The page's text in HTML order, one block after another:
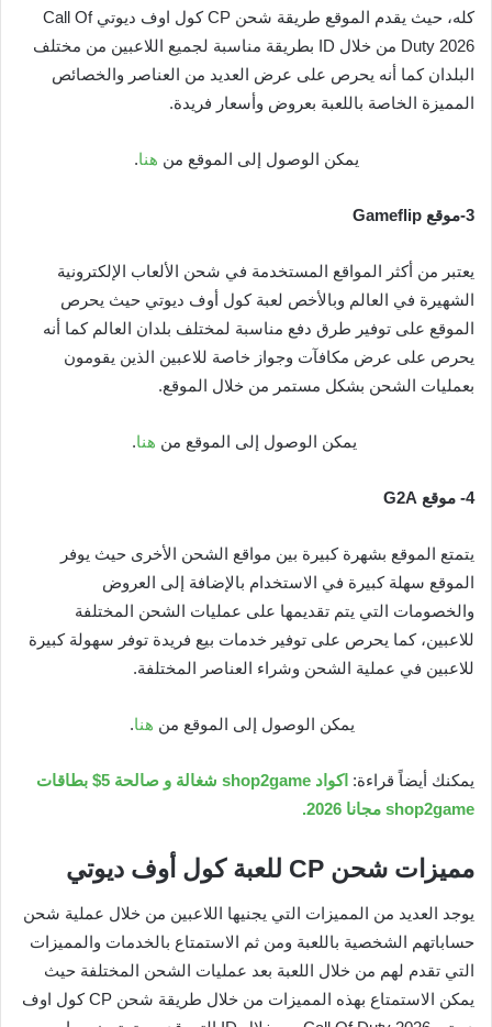
كله، حيث يقدم الموقع طريقة شحن CP كول اوف ديوتي Call Of
Duty 2026 من خلال ID بطريقة مناسبة لجميع اللاعبين من مختلف
البلدان كما أنه يحرص على عرض العديد من العناصر والخصائص
المميزة الخاصة باللعبة بعروض وأسعار فريدة.
يمكن الوصول إلى الموقع من هنا.
3-موقع Gameflip
يعتبر من أكثر المواقع المستخدمة في شحن الألعاب الإلكترونية
الشهيرة في العالم وبالأخص لعبة كول أوف ديوتي حيث يحرص
الموقع على توفير طرق دفع مناسبة لمختلف بلدان العالم كما أنه
يحرص على عرض مكافآت وجواز خاصة للاعبين الذين يقومون
بعمليات الشحن بشكل مستمر من خلال الموقع.
يمكن الوصول إلى الموقع من هنا.
4- موقع G2A
يتمتع الموقع بشهرة كبيرة بين مواقع الشحن الأخرى حيث يوفر
الموقع سهلة كبيرة في الاستخدام بالإضافة إلى العروض
والخصومات التي يتم تقديمها على عمليات الشحن المختلفة
للاعبين، كما يحرص على توفير خدمات بيع فريدة توفر سهولة كبيرة
للاعبين في عملية الشحن وشراء العناصر المختلفة.
يمكن الوصول إلى الموقع من هنا.
يمكنك أيضاً قراءة:
اكواد shop2game شغالة و صالحة 5$ بطاقات
shop2game مجانا 2026.
مميزات شحن CP للعبة كول أوف ديوتي
يوجد العديد من المميزات التي يجنيها اللاعبين من خلال عملية شحن
حساباتهم الشخصية باللعبة ومن ثم الاستمتاع بالخدمات والمميزات
التي تقدم لهم من خلال اللعبة بعد عمليات الشحن المختلفة حيث
يمكن الاستمتاع بهذه المميزات من خلال طريقة شحن CP كول اوف